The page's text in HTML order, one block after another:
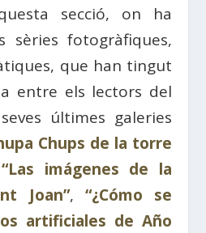
secció, on ha
sèries fotogràfiques,
que han tingut
entre els lectors del
últimes galeries
Chups de la torre
“Las imágenes de la
Joan”, “¿Cómo se
artificiales de Año